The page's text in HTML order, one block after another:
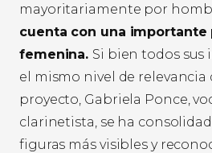
mayoritariamente por
cuenta con una importante
femenina. Si bien todos
el mismo nivel de relevancia
proyecto, Gabriela Ponce,
clarinetista, se ha
figuras más visibles y